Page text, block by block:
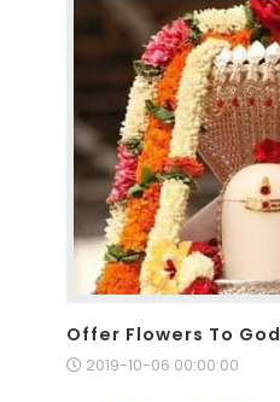
Offer Flowers To God
2019-10-06 00:00:00